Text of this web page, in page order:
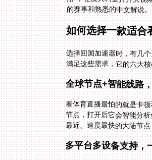
的赛事和熟悉的中文解说。
如何选择一款适合
选择回国加速器时，有几
满足这些需求，它的六大
全球节点+智能线路
看体育直播最怕的就是卡
最近、速度最快的大陆节
多平台多设备支持，